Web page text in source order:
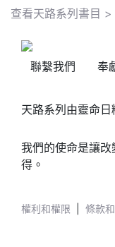
查看天路系列書目 >
聯繫我們 奉
天路系列由靈命日
我們的使命是讓
得。
權利和權限 條款